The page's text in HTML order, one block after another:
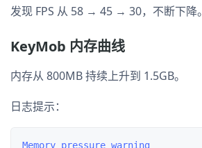
发现 FPS 从 58 → 45 → 30，不断下降。
KeyMob 内存曲线
内存从 800MB 持续上升到 1.5GB。
日志提示：